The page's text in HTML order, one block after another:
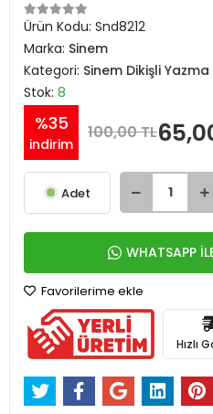
Ürün Kodu: Snd8212
Marka: Sinem
Kategori: Sinem Dikişli Yazma
Stok: 8
%35
indirim
100,00 TL
Adet
WHATSAPP
Favorilerime ekle
Hızlı